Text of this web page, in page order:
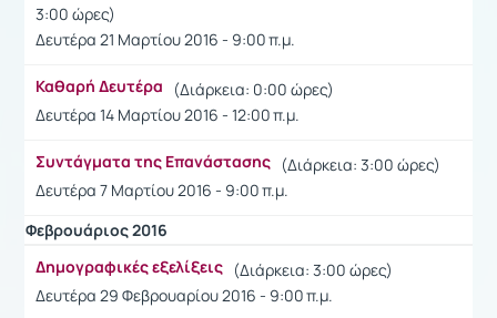
3:00 ώρες)
Δευτέρα 21 Μαρτίου 2016 - 9:00 π.μ.
Καθαρή Δευτέρα (Διάρκεια: 0:00 ώρες)
Δευτέρα 14 Μαρτίου 2016 - 12:00 π.μ.
Συντάγματα της Επανάστασης (Διάρκεια: 3:00 ώρες)
Δευτέρα 7 Μαρτίου 2016 - 9:00 π.μ.
Φεβρουάριος 2016
Δημογραφικές εξελίξεις (Διάρκεια: 3:00 ώρες)
Δευτέρα 29 Φεβρουαρίου 2016 - 9:00 π.μ.